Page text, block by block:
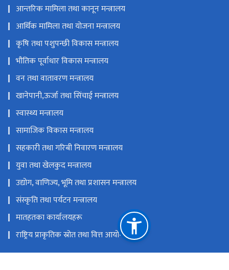
आन्तरिक मामिला तथा कानून मन्त्रालय
आर्थिक मामिला तथा योजना मन्त्रालय
कृषि तथा पशुपन्छी विकास मन्त्रालय
भौतिक पूर्वाधार विकास मन्त्रालय
वन तथा वातावरण मन्त्रालय
खानेपानी,ऊर्जा तथा सिंचाई मन्त्रालय
स्वास्थ्य मन्त्रालय
सामाजिक विकास मन्त्रालय
सहकारी तथा गरिबी निवारण मन्त्रालय
युवा तथा खेलकुद मन्त्रालय
उद्योग, वाणिज्य, भूमि तथा प्रशासन मन्त्रालय
संस्कृति तथा पर्यटन मन्त्रालय
मातहतका कार्यालयहरू
राष्ट्रिय प्राकृतिक स्रोत तथा वित्त आयोग